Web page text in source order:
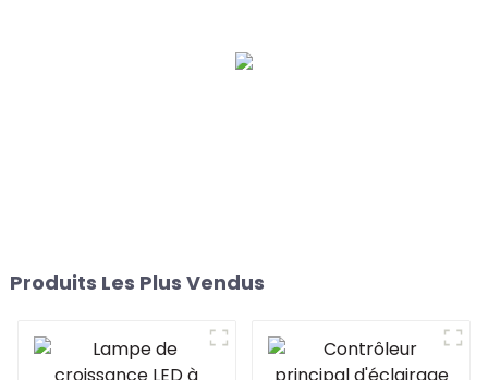
Produits Les Plus Vendus